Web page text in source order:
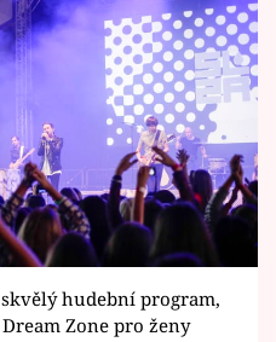
Vary
skvělý hudební program,
Zone pro ženy